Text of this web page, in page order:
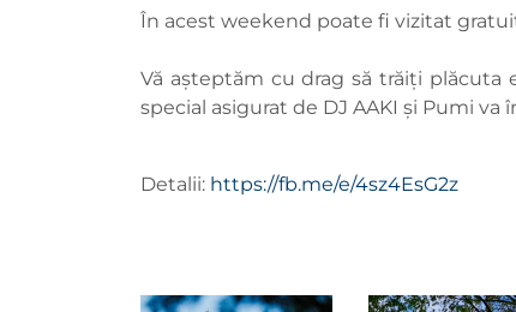
În acest weekend poate fi vizitat
Vă așteptăm cu drag să trăiți plăcuta
special asigurat de DJ AAKI și Pumi
Detalii: https://fb.me/e/4sz4EsG2z